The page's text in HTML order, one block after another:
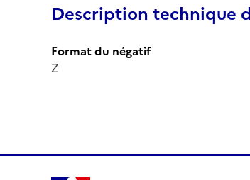
Description technique
Format du négatif
Z